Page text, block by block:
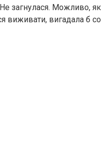
загнулася. Можливо,
виживати, вигадала б